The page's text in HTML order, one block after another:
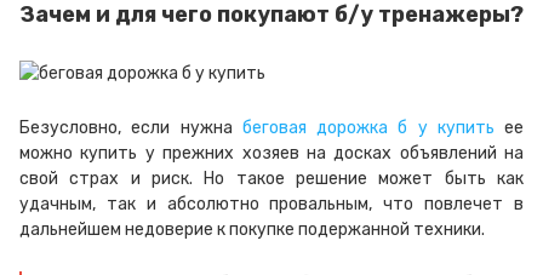
Зачем и для чего покупают б/у тренажеры?
Безусловно, если нужна беговая дорожка б у купить ее
можно купить у прежних хозяев на досках объявлений на
свой страх и риск. Но такое решение может быть как
удачным, так и абсолютно провальным, что повлечет в
дальнейшем недоверие к покупке подержанной техники.